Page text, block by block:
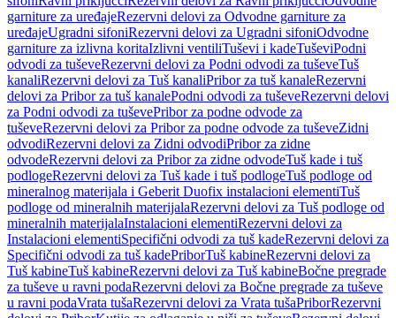
garniture za uređajeRezervni delovi za Odvodne garniture za
uređajeUgradni sifoniRezervni delovi za Ugradni sifoniOdvodne
garniture za izlivna koritaIzlivni ventiliTuševi i kadeTuševiPodni
odvodi za tuševeRezervni delovi za Podni odvodi za tuševeTuš
kanaliRezervni delovi za Tuš kanaliPribor za tuš kanaleRezervni
delovi za Pribor za tuš kanalePodni odvodi za tuševeRezervni delovi
za Podni odvodi za tuševePribor za podne odvode za
tuševeRezervni delovi za Pribor za podne odvode za tuševeZidni
odvodiRezervni delovi za Zidni odvodiPribor za zidne
odvodeRezervni delovi za Pribor za zidne odvodeTuš kade i tuš
podlogeRezervni delovi za Tuš kade i tuš podlogeTuš podloge od
mineralnog materijala i Geberit Duofix instalacioni elementiTuš
podloge od mineralnih materijalaRezervni delovi za Tuš podloge od
mineralnih materijalaInstalacioni elementiRezervni delovi za
Instalacioni elementiSpecifični odvodi za tuš kadeRezervni delovi za
Specifični odvodi za tuš kadePriborTuš kabineRezervni delovi za
Tuš kabineTuš kabineRezervni delovi za Tuš kabineBočne pregrade
za tuševe u ravni podaRezervni delovi za Bočne pregrade za tuševe
u ravni podaVrata tušaRezervni delovi za Vrata tušaPriborRezervni